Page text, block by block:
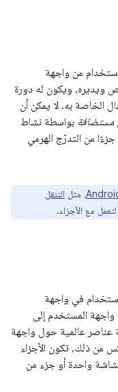
من واجهة
ويكون له دورة
الخاصة به. لا يمكن أن
مستضافة بواسطة نشاط
من التدرّج الهرمي
، مثل التنقل
لتعمل مع الأجزاء.
في واجهة
المستخدم إلى
عناصر عالمية حول واجهة
من ذلك، تكون الأجزاء
واحدة أو جزء من